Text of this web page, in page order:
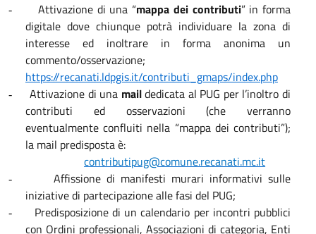
- Attivazione di una “mappa dei contributi” in forma
digitale dove chiunque potrà individuare la zona di
interesse ed inoltrare in forma anonima un
commento/osservazione;
https://recanati.ldpgis.it/contributi_gmaps/index.php
- Attivazione di una maildedicata al PUG per l’inoltro di
contributi ed osservazioni (che verranno
eventualmente confluiti nella “mappa dei contributi”);
la mail predisposta è:
contributipug@comune.recanati.mc.it
-
Affissione di manifesti murari informativi sulle
iniziative di partecipazione alle fasi del PUG;
-
Predisposizione di un calendario per incontri pubblici
con Ordini professionali, Associazioni di categoria, Enti